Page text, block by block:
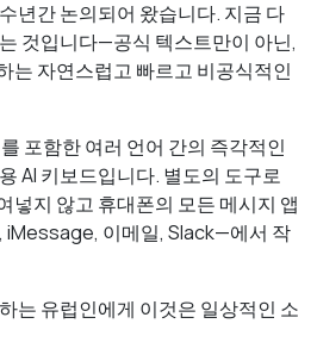
년간 논의되어 왔습니다. 지금 다
것입니다—공식 텍스트만이 아닌,
는 자연스럽고 빠르고 비공식적인
포함한 여러 언어 간의 즉각적인
AI 키보드입니다. 별도의 도구로
넣지 않고 휴대폰의 모든 메시지 앱
이메일, Slack—에서 작
는 유럽인에게 이것은 일상적인 소